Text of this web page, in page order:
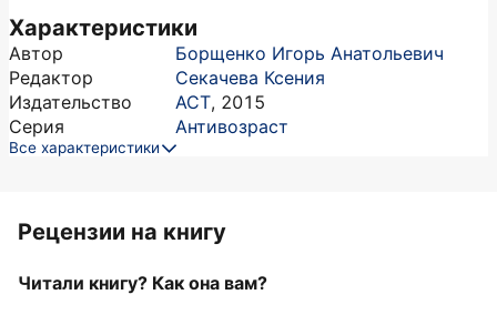
Характеристики
Автор
Борщенко Игорь Анатольевич
Редактор
Секачева Ксения
Издательство
АСТ, 2015
Серия
Антивозраст
Все характеристики
Рецензии на книгу
Читали книгу? Как она вам?